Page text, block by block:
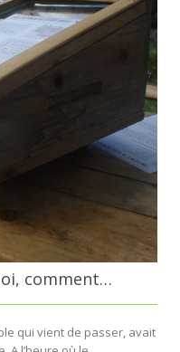
comment…
qui vient de passer, avait